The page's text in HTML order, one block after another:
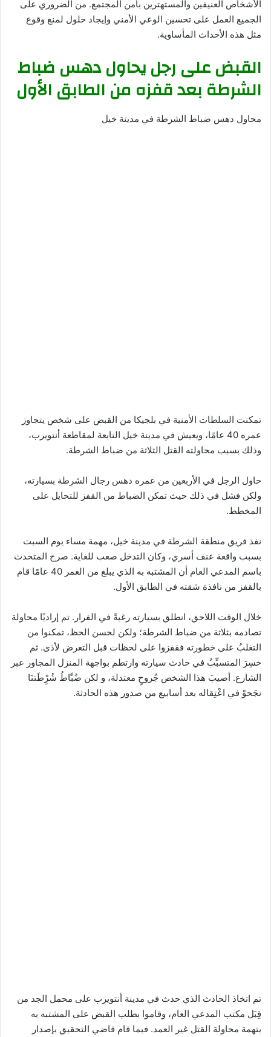
الأشخاص العنيفين والمستهترين بأمن المجتمع. من الضروري على
الجميع العمل على تحسين الوعي الأمني وإيجاد حلول لمنع وقوع
مثل هذه الأحداث المأساوية.
القبض على رجل يحاول دهس ضباط
الشرطة بعد قفزه من الطابق الأول
محاول دهس ضباط الشرطة في مدينة خيل
تمكنت السلطات الأمنية في بلجيكا من القبض على شخص يتجاوز
عمره 40 عامًا، ويعيش في مدينة خيل التابعة لمقاطعة أنتويرب،
وذلك بسبب محاولته القتل الثلاثة من ضباط الشرطة.
حاول الرجل في الأربعين من عمره دهس رجال الشرطة بسيارته،
ولكن فشل في ذلك حيث تمكن الضباط من القفز للتحايل على
المخطط.
نفذ فريق منطقة الشرطة في مدينة خيل، مهمة مساء يوم السبت
بسبب واقعة عنف أسري، وكان التدخل صعب للغاية. صرح المتحدث
باسم المدعي العام أن المشتبه به الذي يبلغ من العمر 40 عامًا قام
بالقفز من نافذة شقته في الطابق الأول.
خلال الوقت اللاحق، انطلق بسيارته رغبةً في الفرار. تم إراديًا محاولة
تصادمه بثلاثة من ضباط الشرطة؛ ولكن لحسن الحظ، تمكنوا من
التغلبُ على خطورته فقفزوا على لحظات قبل التعرض لأذى. ثم
خسِرَ المتسبِّبُ في حادث سيارته وارتطم بواجهة المنزل المجاور عبر
الشارع. أصيبَ هذا الشخص جُروحٍ معتدلة، و لكن ضُبَّاطُ شُرِْطَتنَا
نجَحوْ في اعْتِقاله بعد أسابيع من صدور هذه الحادثة.
تم اتخاذ الحادث الذي حدث في مدينة أنتويرب على محمل الجد من
قِبَل مكتب المدعي العام، وقاموا بطلب القبض على المشتبه به
بتهمة محاولة القتل غير العمد. فيما قام قاضي التحقيق بإصدار